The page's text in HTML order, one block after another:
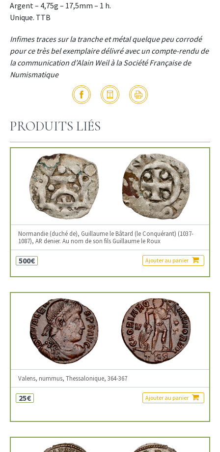
Argent – 4,75g – 17,5mm – 1 h.
Unique. TTB
Infimes traces sur la tranche et métal quelque peu corrodé
pour ce très bel exemplaire délivré avec un compte-rendu de
la communication d’Alain Weil à la Société Française de
Numismatique
PRODUITS LIÉS
Normandie (duché de), Guillaume le Bâtard (le Conquérant) (1037-
1087), AR denier. Au nom de son fils Guillaume le Roux
500€ Ajouter au panier
Valens, nummus, Thessalonique, 364-367
25€ Ajouter au panier